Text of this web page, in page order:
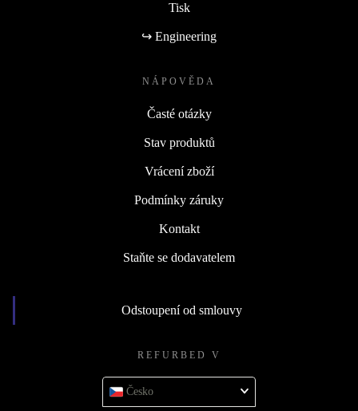
Tisk
↪ Engineering
NÁPOVĚDA
Časté otázky
Stav produktů
Vrácení zboží
Podmínky záruky
Kontakt
Staňte se dodavatelem
Odstoupení od smlouvy
REFURBED V
Česko